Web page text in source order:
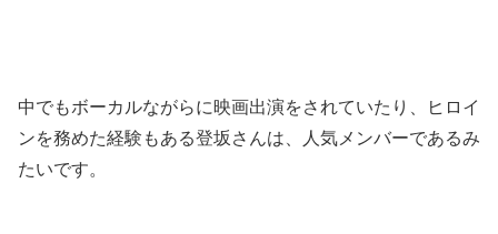
中でもボーカルながらに映画出演をされていたり、ヒロイ
ンを務めた経験もある登坂さんは、人気メンバーであるみ
たいです。